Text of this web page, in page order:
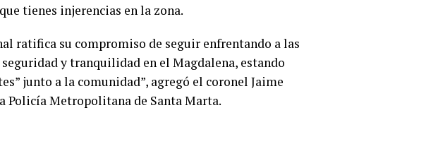
tienes injerencias en la zona.
ratifica su compromiso de seguir enfrentando a las
y tranquilidad en el Magdalena, estando
junto a la comunidad”, agregó el coronel Jaime
Policía Metropolitana de Santa Marta.